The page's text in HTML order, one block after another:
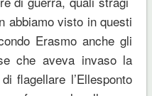
abbiamo visto in questi
Erasmo anche gli
che aveva invaso la
flagellare l’Ellesponto